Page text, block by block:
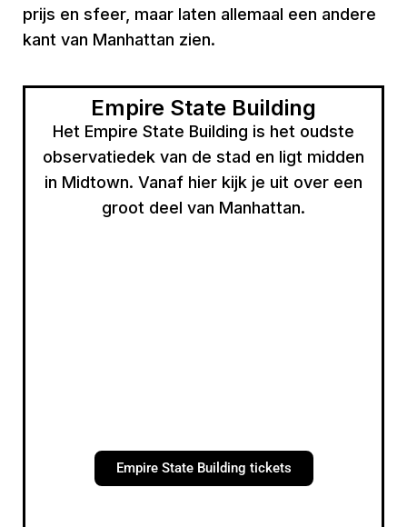
prijs en sfeer, maar laten allemaal een andere
kant van Manhattan zien.
Empire State Building
Het Empire State Building is het oudste
observatiedek van de stad en ligt midden
in Midtown. Vanaf hier kijk je uit over een
groot deel van Manhattan.
Empire State Building tickets